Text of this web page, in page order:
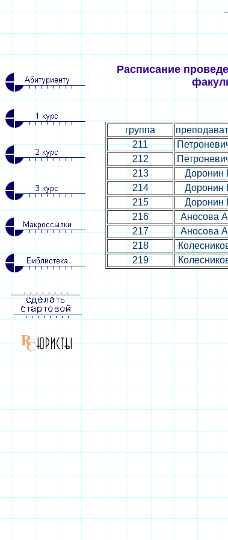
Расписание
группа
211
212
213
Доронин
214
Доронин
215
Доронин
216
Аносова
217
Аносова
218
219